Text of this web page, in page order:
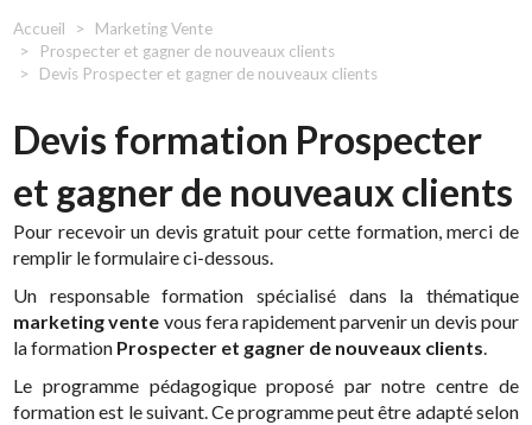
Accueil
Marketing Vente
Prospecter et gagner de nouveaux clients
Devis Prospecter et gagner de nouveaux clients
Devis formation Prospecter
et gagner de nouveaux clients
Pour recevoir un devis gratuit pour cette formation, merci de
remplir le formulaire ci-dessous.
Un responsable formation spécialisé dans la thématique
marketing vente vous fera rapidement parvenir un devis pour
la formation Prospecter et gagner de nouveaux clients.
Le programme pédagogique proposé par notre centre de
formation est le suivant. Ce programme peut être adapté selon